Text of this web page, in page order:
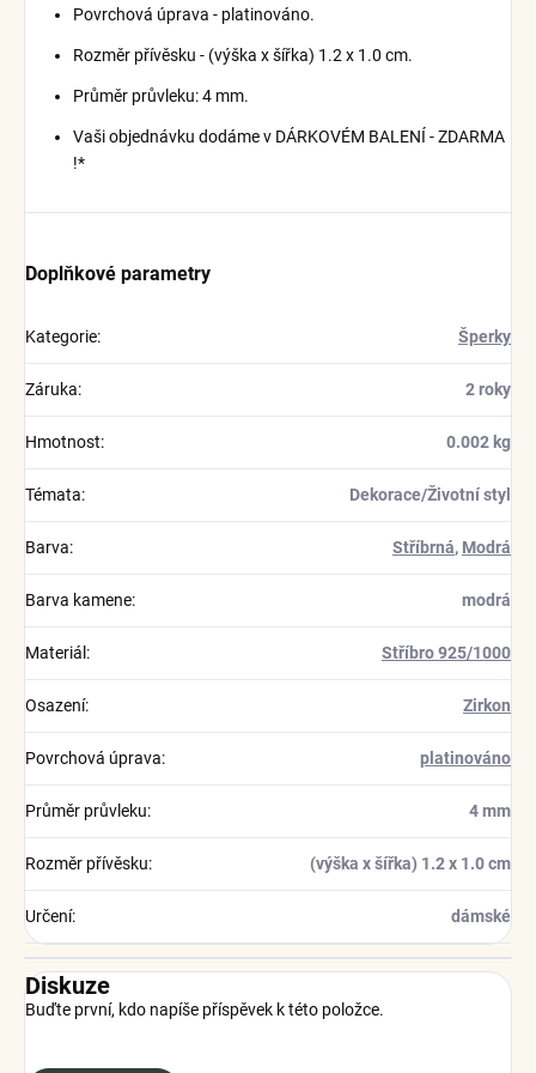
Povrchová úprava - platinováno.
Rozměr přívěsku - (výška x šířka) 1.2 x 1.0 cm.
Průměr průvleku: 4 mm.
Vaši objednávku dodáme v DÁRKOVÉM BALENÍ - ZDARMA
!*
Doplňkové parametry
Kategorie: Šperky
Záruka: 2 roky
Hmotnost: 0.002 kg
Témata: Dekorace/Životní styl
Barva: Stříbrná, Modrá
Barva kamene: modrá
Materiál : Stříbro 925/1000
Osazení: Zirkon
Povrchová úprava: platinováno
Průměr průvleku: 4 mm
Rozměr přívěsku: (výška x šířka) 1.2 x 1.0 cm
Určení: dámské
Diskuze
Buďte první, kdo napíše příspěvek k této položce.